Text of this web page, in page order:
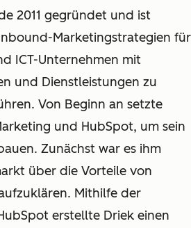
2011 gegründet und ist
Marketingstrategien für
ICT-Unternehmen mit
und Dienstleistungen zu
Von Beginn an setzte
und HubSpot, um sein
Zunächst war es ihm
über die Vorteile von
Mithilfe der
erstellte Driek einen